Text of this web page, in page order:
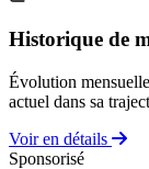
Historique de
Évolution
actuel dans sa
Voir en détails
Sponsorisé